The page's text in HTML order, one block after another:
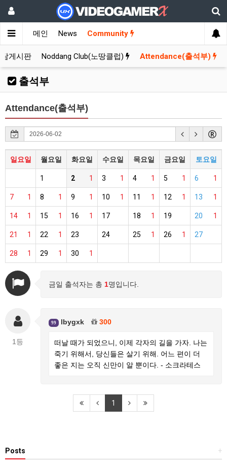
메인 News Community
게시판 Noddang Club(노땅클럽) Attendance(출석부)
출석부
Attendance(출석부)
일요일 월요일 화요일 수요일 목요일 금요일 토요일
1 1
2 1
3 1
4 1
5 1
6
1
7 1
8 1
9 1
10 1
11 1
12 1
13
1
14 1
15 1
16 17 1
18 19 1
20
1
21 1
22 23 24 1
25 1
26 27
1
28 1
29 1
30
금일 출석자는 총 1명입니다.
1등
99 lbygxk 300
떠날 때가 되었으니, 이제 각자의 길을 가자. 나는
죽기 위해서, 당신들은 살기 위해. 어느 편이 더
좋은 지는 오직 신만이 알 뿐이다. - 소크라테스
1
+
Posts